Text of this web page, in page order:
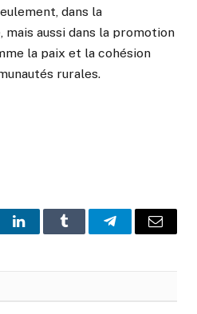
dans la
aussi dans la promotion
la paix et la cohésion
rurales.
LinkedInTumblr TelegramEmail